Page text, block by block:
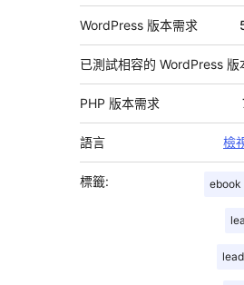
WordPress 版本需求
已測試相容的 WordPress 版
PHP 版本需求
語言 檢
標籤: ebook